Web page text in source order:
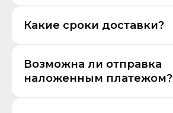
Какие сроки доставки?
Возможна ли отправка
наложенным платежом?